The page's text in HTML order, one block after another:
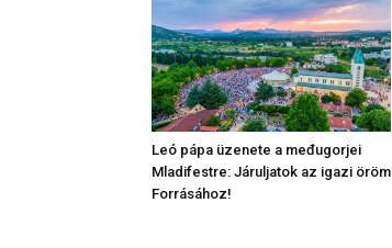
Leó pápa üzenete a međugorjei
Mladifestre: Járuljatok az igazi öröm
Forrásához!